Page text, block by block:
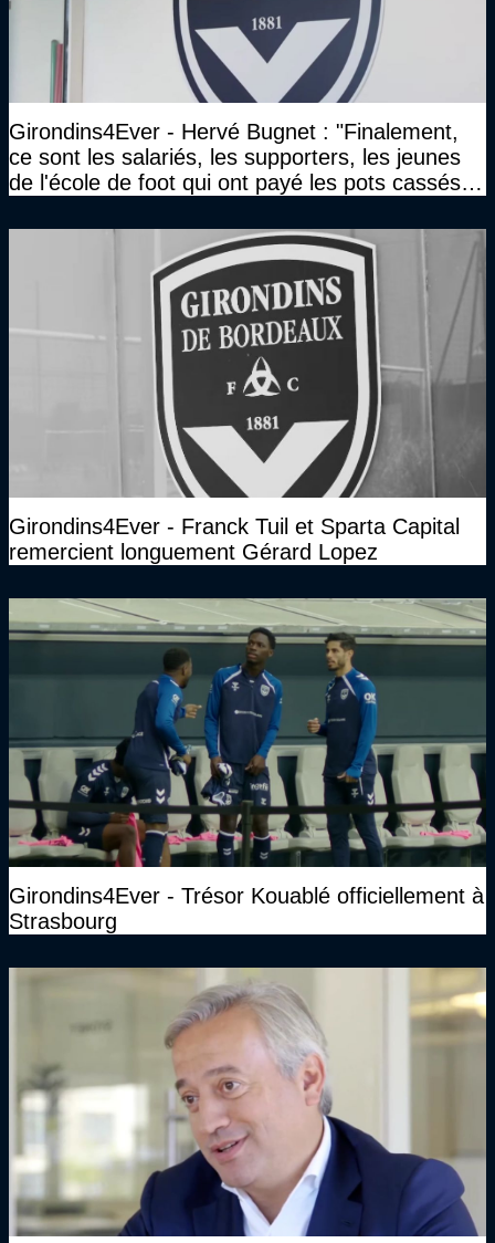
Girondins4Ever - Hervé Bugnet : "Finalement,
ce sont les salariés, les supporters, les jeunes
de l'école de foot qui ont payé les pots cassés
Girondins4Ever - Franck Tuil et Sparta Capital
remercient longuement Gérard Lopez
Girondins4Ever - Trésor Kouablé officiellement à
Strasbourg